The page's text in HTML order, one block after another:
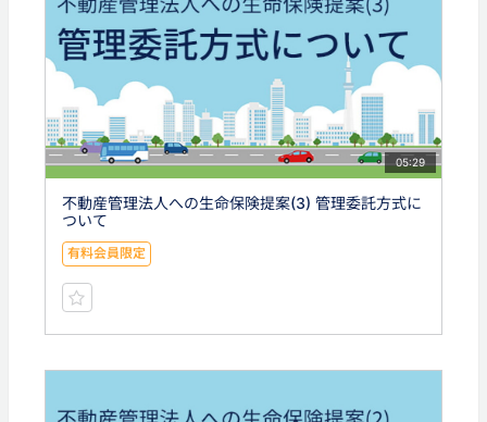
05:29
不動産管理法人への生命保険提案(3) 管理委託方式に
ついて
有料会員限定